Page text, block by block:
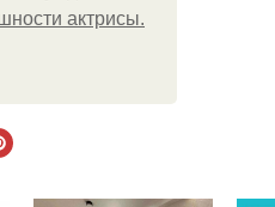
актрисы.